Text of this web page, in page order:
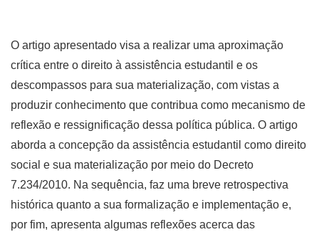
O artigo apresentado visa a realizar uma aproximação
crítica entre o direito à assistência estudantil e os
descompassos para sua materialização, com vistas a
produzir conhecimento que contribua como mecanismo de
reflexão e ressignificação dessa política pública. O artigo
aborda a concepção da assistência estudantil como direito
social e sua materialização por meio do Decreto
7.234/2010. Na sequência, faz uma breve retrospectiva
histórica quanto a sua formalização e implementação e,
por fim, apresenta algumas reflexões acerca das